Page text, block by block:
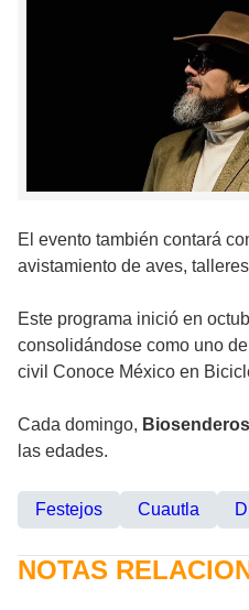
El evento también contará
avistamiento de aves,
Este programa inició en
consolidándose como uno
civil Conoce México en
Cada domingo,
las edades.
Festejos Cuautla
NOTAS